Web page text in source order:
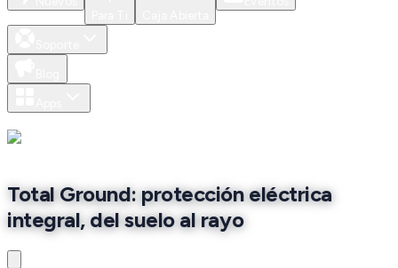
Total Ground: protección eléctrica
integral, del suelo al rayo